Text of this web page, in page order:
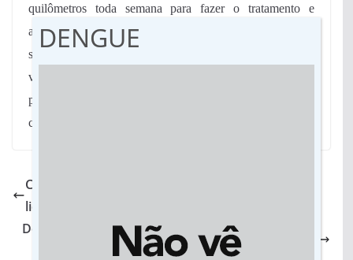
quilômetros toda semana para fazer o tratamento e
atualmente esta distância caiu quase pela metade. “Me
sinto abençoado por ter participado dessa parceria que
viabilizou a clínica de hemodiálise para atender os
pacientes renais crônicos de Paranatinga e toda a região”,
comentou Max Russi.
Candidatura de Max Russi recebe apoio de
lideranças de Paranatinga
Denize Portolann: Câmara de Dourados empossa
nova vereadora
DENGUE